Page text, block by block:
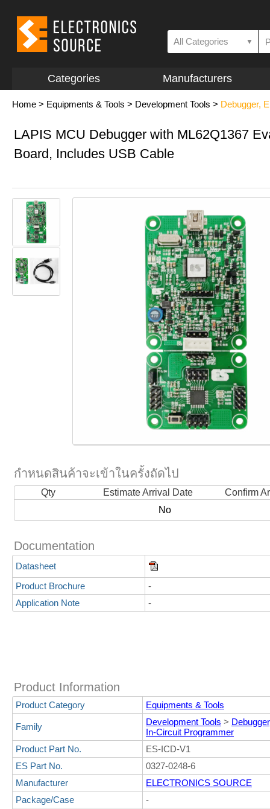
All Categories ▼
Categories Manufacturers
Home > Equipments & Tools > Development Tools > Debugger,
LAPIS MCU Debugger with ML62Q1367
Board, Includes USB Cable
กำหนดสินค้าจะเข้าในครั้งถัดไป
Qty Estimate Arrival Date
Confirm
No
Documentation
Datasheet
Product Brochure
-
Application Note
-
Product Information
Product Category Equipments & Tools
Family Development Tools >
In-Circuit Programmer
Product Part No.
ES-ICD-V1
ES Part No.
0327-0248-6
Manufacturer
ELECTRONICS SOURCE
Package/Case
-